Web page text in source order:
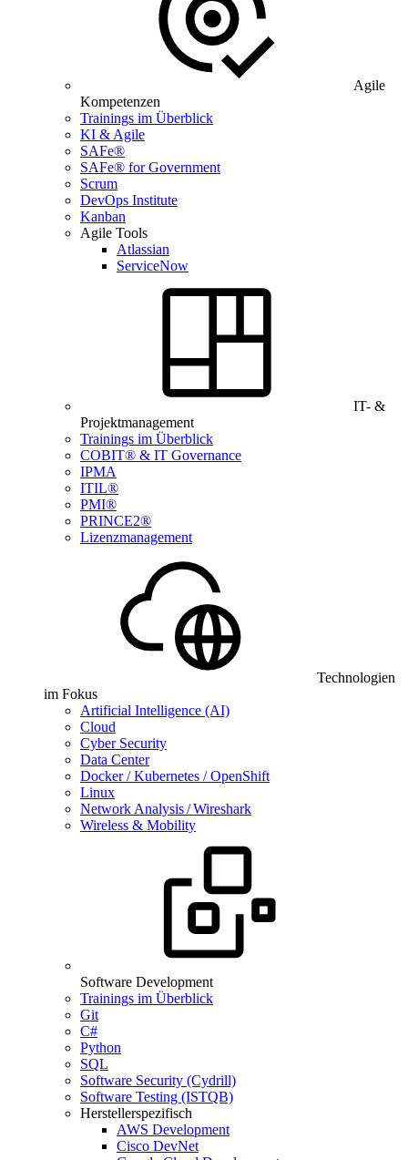
Agile
Kompetenzen
Trainings im Überblick
KI & Agile
SAFe®
SAFe® for Government
Scrum
DevOps Institute
Kanban
Agile Tools
Atlassian
ServiceNow
IT- &
Projektmanagement
Trainings im Überblick
COBIT® & IT Governance
IPMA
ITIL®
PMI®
PRINCE2®
Lizenzmanagement
Technologien
im Fokus
Artificial Intelligence (AI)
Cloud
Cyber Security
Data Center
Docker / Kubernetes / OpenShift
Linux
Network Analysis / Wireshark
Wireless & Mobility
Software Development
Trainings im Überblick
Git
C#
Python
SQL
Software Security (Cydrill)
Software Testing (ISTQB)
Herstellerspezifisch
AWS Development
Cisco DevNet